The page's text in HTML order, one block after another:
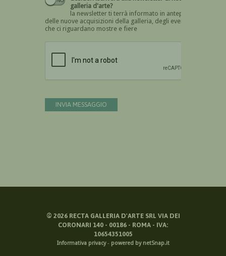
galleria d'arte?
la newsletter ti terrà informato in anteprima
delle nuove acquisizioni della galleria, degli eventi
che ci riguardano mostre e fiere
INVIA MESSAGGIO
© 2026RECTA GALLERIA D'ARTE SRL VIA DEI
CORONARI 140 - 00186 - ROMA - IVA:
10654351005
Informativa privacy- powered by netSnap.it